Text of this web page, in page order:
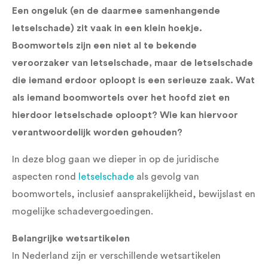
Een ongeluk (en de daarmee samenhangende
letselschade) zit vaak in een klein hoekje.
Boomwortels zijn een niet al te bekende
veroorzaker van letselschade, maar de letselschade
die iemand erdoor oploopt is een serieuze zaak. Wat
als iemand boomwortels over het hoofd ziet en
hierdoor letselschade oploopt? Wie kan hiervoor
verantwoordelijk worden gehouden?
In deze blog gaan we dieper in op de juridische
aspecten rond
letselschade als gevolg van
boomwortels, inclusief aansprakelijkheid, bewijslast en
mogelijke schadevergoedingen.
Belangrijke wetsartikelen
In Nederland zijn er verschillende wetsartikelen